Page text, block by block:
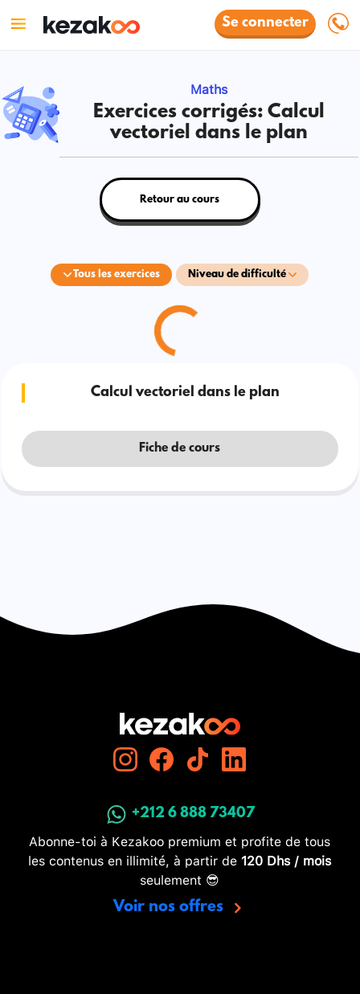
Se connecter
Maths
Exercices corrigés: Calcul
vectoriel dans le plan
Tous les exercices Niveau de difficulté
Retour au cours
Calcul vectoriel dans le plan
Fiche de cours
+212 6 888 73407
Abonne-toi à Kezakoo premium et profite de tous
les contenus en illimité, à partir de 120 Dhs / mois
seulement 😎
Voir nos offres